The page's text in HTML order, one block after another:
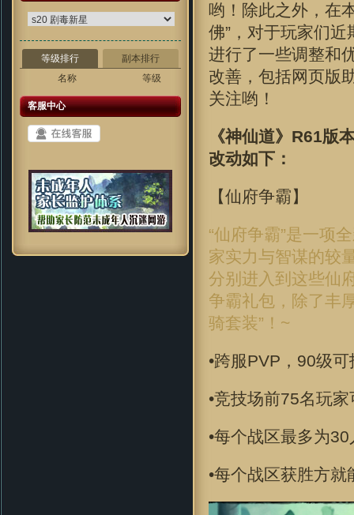
等级排行
副本排行
名称
等级
客服中心
哟！除此之外，在
佛”，对于玩家们
进行了一些调整和
改善，包括网页版
关注哟！
《神仙道》R61版
改动如下：
【仙府争霸】
“仙府争霸”是一项
家实力与智谋的较
分别进入到这些仙
争霸礼包，除了丰
骑套装”！~
•跨服PVP，90级
•竞技场前75名玩
•每个战区最多为
•每个战区获胜方